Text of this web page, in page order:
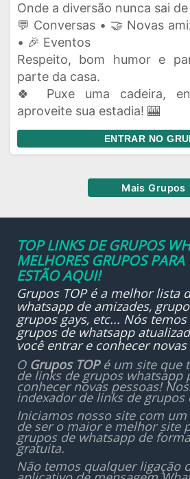
Onde a diversão nunca sai
💬 Conversas • 🤝 Novas
• 🎉 Eventos
Respeito, bom humor e
parte da casa.
🍀 Puxe uma cadeira,
aproveite sua estadia! 🎰
ENTRAR NO
Mais Grupos
TOP LINKS DE GRUPOS
MELHORES GRUPOS PARA
ESTÃO AQUI!
Grupos TOP é a melhor lista
whatsapp de amizades,
grupos gays, etc... Nós
grupos de whatsapp
você entrar e conhecer novas
O Grupos TOPé um site que
de links de grupos whatsapp
conhecer novas pessoas!
indexador de links de grupos
Iniciamos nosso site com
de ser o maior e melhor site
grupos de whatsapp de
gratuita.
Não temos qualquer ligação